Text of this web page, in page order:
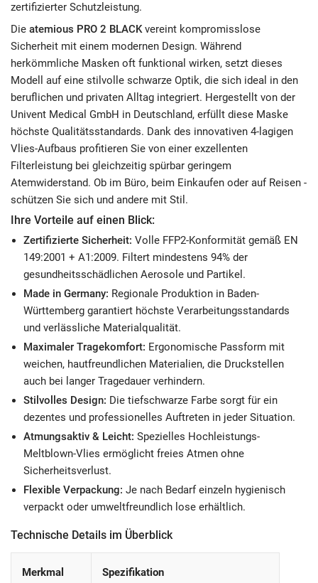
zertifizierter Schutzleistung.
Die atemious PRO 2 BLACKvereint kompromisslose
Sicherheit mit einem modernen Design. Während
herkömmliche Masken oft funktional wirken, setzt dieses
Modell auf eine stilvolle schwarze Optik, die sich ideal in den
beruflichen und privaten Alltag integriert. Hergestellt von der
Univent Medical GmbH in Deutschland, erfüllt diese Maske
höchste Qualitätsstandards. Dank des innovativen 4-lagigen
Vlies-Aufbaus profitieren Sie von einer exzellenten
Filterleistung bei gleichzeitig spürbar geringem
Atemwiderstand. Ob im Büro, beim Einkaufen oder auf Reisen -
schützen Sie sich und andere mit Stil.
Ihre Vorteile auf einen Blick:
Zertifizierte Sicherheit: Volle FFP2-Konformität gemäß EN
149:2001 + A1:2009. Filtert mindestens 94% der
gesundheitsschädlichen Aerosole und Partikel.
Made in Germany: Regionale Produktion in Baden-
Württemberg garantiert höchste Verarbeitungsstandards
und verlässliche Materialqualität.
Maximaler Tragekomfort: Ergonomische Passform mit
weichen, hautfreundlichen Materialien, die Druckstellen
auch bei langer Tragedauer verhindern.
Stilvolles Design: Die tiefschwarze Farbe sorgt für ein
dezentes und professionelles Auftreten in jeder Situation.
Atmungsaktiv & Leicht: Spezielles Hochleistungs-
Meltblown-Vlies ermöglicht freies Atmen ohne
Sicherheitsverlust.
Flexible Verpackung: Je nach Bedarf einzeln hygienisch
verpackt oder umweltfreundlich lose erhältlich.
Technische Details im Überblick
Merkmal Spezifikation